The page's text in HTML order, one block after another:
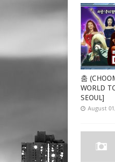
춤
WORLD
SEOUL]
August